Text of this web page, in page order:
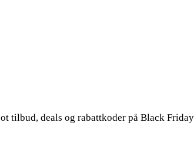
tilbud, deals og rabattkoder på Black